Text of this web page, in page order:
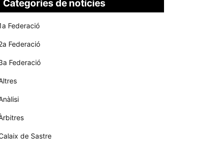
Categories de notícies
Federació
Federació
Federació
de Sastre